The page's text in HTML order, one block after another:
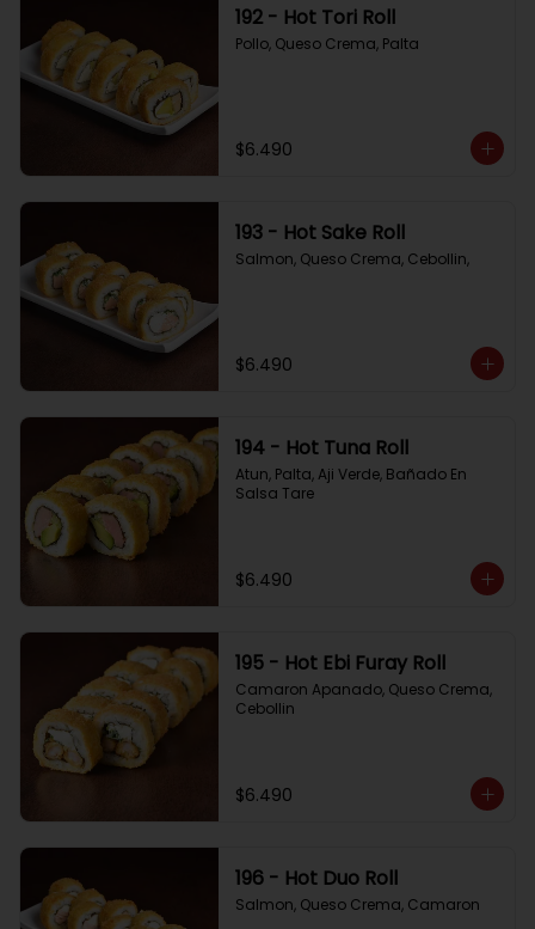
192 - Hot Tori Roll
Pollo, Queso Crema, Palta
$6.490
193 - Hot Sake Roll
Salmon, Queso Crema, Cebollin,
$6.490
194 - Hot Tuna Roll
Atun, Palta, Aji Verde, Bañado En
Salsa Tare
$6.490
195 - Hot Ebi Furay Roll
Camaron Apanado, Queso Crema,
Cebollin
$6.490
196 - Hot Duo Roll
Salmon, Queso Crema, Camaron